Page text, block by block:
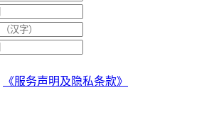
《服务声明及隐私条款》